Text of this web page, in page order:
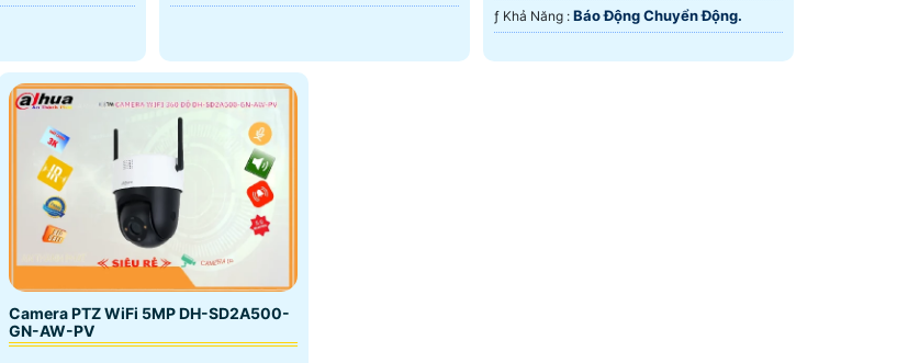
️ƒ Khả Năng : Báo Động Chuyển Động.
Camera PTZ WiFi 5MP DH-SD2A500-
GN-AW-PV